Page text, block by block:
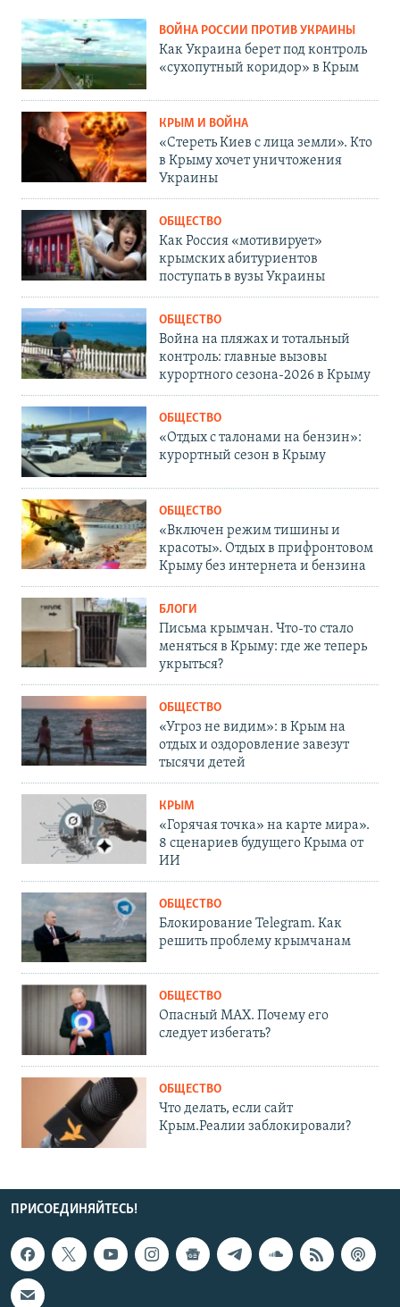
ВОЙНА РОССИИ ПРОТИВ УКРАИНЫ
Как Украина берет под контроль
«сухопутный коридор» в Крым
КРЫМ И ВОЙНА
«Стереть Киев с лица земли». Кто
в Крыму хочет уничтожения
Украины
ОБЩЕСТВО
Как Россия «мотивирует»
крымских абитуриентов
поступать в вузы Украины
ОБЩЕСТВО
Война на пляжах и тотальный
контроль: главные вызовы
курортного сезона-2026 в Крыму
ОБЩЕСТВО
«Отдых с талонами на бензин»:
курортный сезон в Крыму
ОБЩЕСТВО
«Включен режим тишины и
красоты». Отдых в прифронтовом
Крыму без интернета и бензина
БЛОГИ
Письма крымчан. Что-то стало
меняться в Крыму: где же теперь
укрыться?
ОБЩЕСТВО
«Угроз не видим»: в Крым на
отдых и оздоровление завезут
тысячи детей
КРЫМ
«Горячая точка» на карте мира».
8 сценариев будущего Крыма от
ИИ
ОБЩЕСТВО
Блокирование Telegram. Как
решить проблему крымчанам
ОБЩЕСТВО
Опасный MAX. Почему его
следует избегать?
ОБЩЕСТВО
Что делать, если сайт
Крым.Реалии заблокировали?
ПРИСОЕДИНЯЙТЕСЬ!